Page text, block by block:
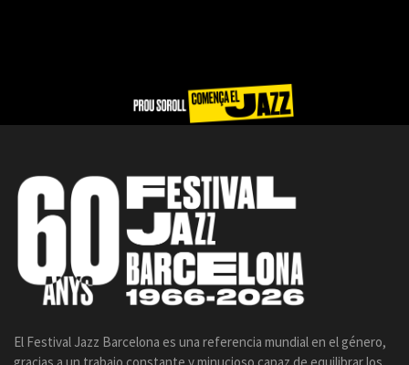
El Festival Jazz Barcelona es una referencia mundial en el género,
gracias a un trabajo constante y minucioso capaz de equilibrar los